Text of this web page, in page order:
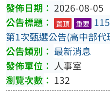
2026-08-05
置頂 重要
第1次甄選公告(高中部代
最新消息
人事室
132